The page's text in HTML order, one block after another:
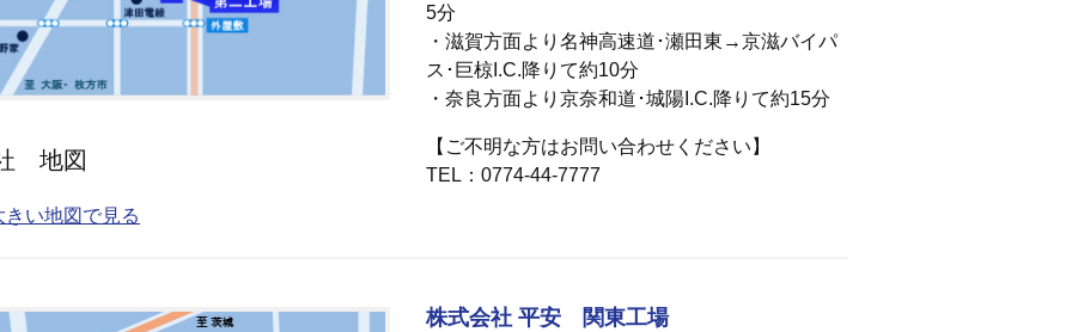
地図
きい地図で見る
5分
・滋賀方面より名神高速道･瀬田東→京滋バイパ
ス･巨椋I.C.降りて約10分
・奈良方面より京奈和道･城陽I.C.降りて約15分
【ご不明な方はお問い合わせください】
TEL：0774-44-7777
株式会社 平安 関東工場